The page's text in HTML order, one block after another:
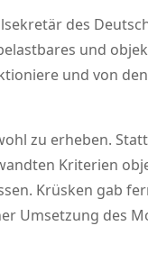
des
und
und von
zu erheben.
Kriterien
Krüsken gab
Umsetzung des